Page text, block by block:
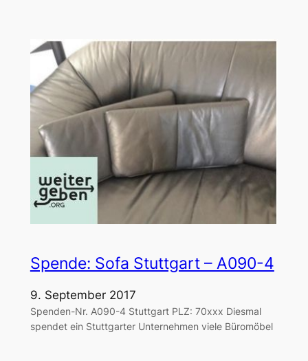
Spende: Sofa Stuttgart – A090-4
9. September 2017
Spenden-Nr. A090-4 Stuttgart PLZ: 70xxx Diesmal
spendet ein Stuttgarter Unternehmen viele Büromöbel